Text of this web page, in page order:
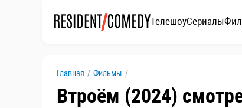
ТелешоуСериалы
Главная / Фильмы /
Втроём (2024)